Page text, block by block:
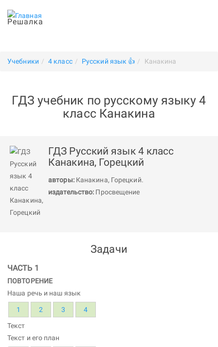
Решалка
Учебники 4 класс Русский язык 👍 Канакина
ГДЗ учебник по русскому языку 4
класс Канакина
ГДЗ Русский язык 4 класс
Канакина, Горецкий
авторы: Канакина, Горецкий.
издательство: Просвещение
Задачи
ЧАСТЬ 1
ПОВТОРЕНИЕ
Наша речь и наш язык
1 2 3 4
Текст
Текст и его план